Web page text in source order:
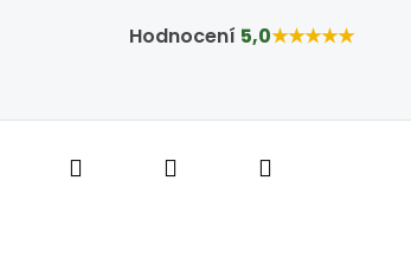
Hodnocení 5,0★★★★★
Bylinné kapky
Hledat PřihlášeníNákupní